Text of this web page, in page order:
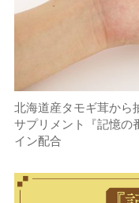
北海道産タモギ茸から
サプリメント『記憶の
イン配合